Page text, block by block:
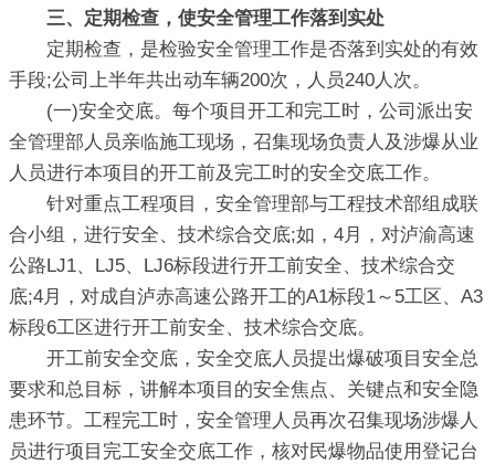
三、定期检查，使安全管理工作落到实处
定期检查，是检验安全管理工作是否落到实处的有效
手段;公司上半年共出动车辆200次，人员240人次。
(一)安全交底。每个项目开工和完工时，公司派出安
全管理部人员亲临施工现场，召集现场负责人及涉爆从业
人员进行本项目的开工前及完工时的安全交底工作。
针对重点工程项目，安全管理部与工程技术部组成联
合小组，进行安全、技术综合交底;如，4月，对泸渝高速
公路LJ1、LJ5、LJ6标段进行开工前安全、技术综合交
底;4月，对成自泸赤高速公路开工的A1标段1～5工区、A3
标段6工区进行开工前安全、技术综合交底。
开工前安全交底，安全交底人员提出爆破项目安全总
要求和总目标，讲解本项目的安全焦点、关键点和安全隐
患环节。工程完工时，安全管理人员再次召集现场涉爆人
员进行项目完工安全交底工作，核对民爆物品使用登记台